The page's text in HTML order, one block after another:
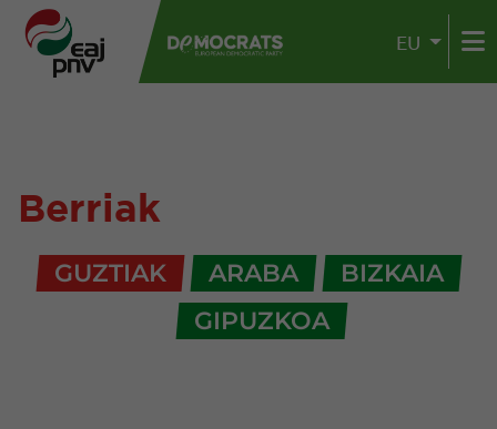
EU
Berriak
GUZTIAK ARABA
BIZKAIA
GIPUZKOA